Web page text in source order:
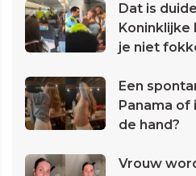
Dat is
je niet
Een
Panama of
de hand?
Vrouw